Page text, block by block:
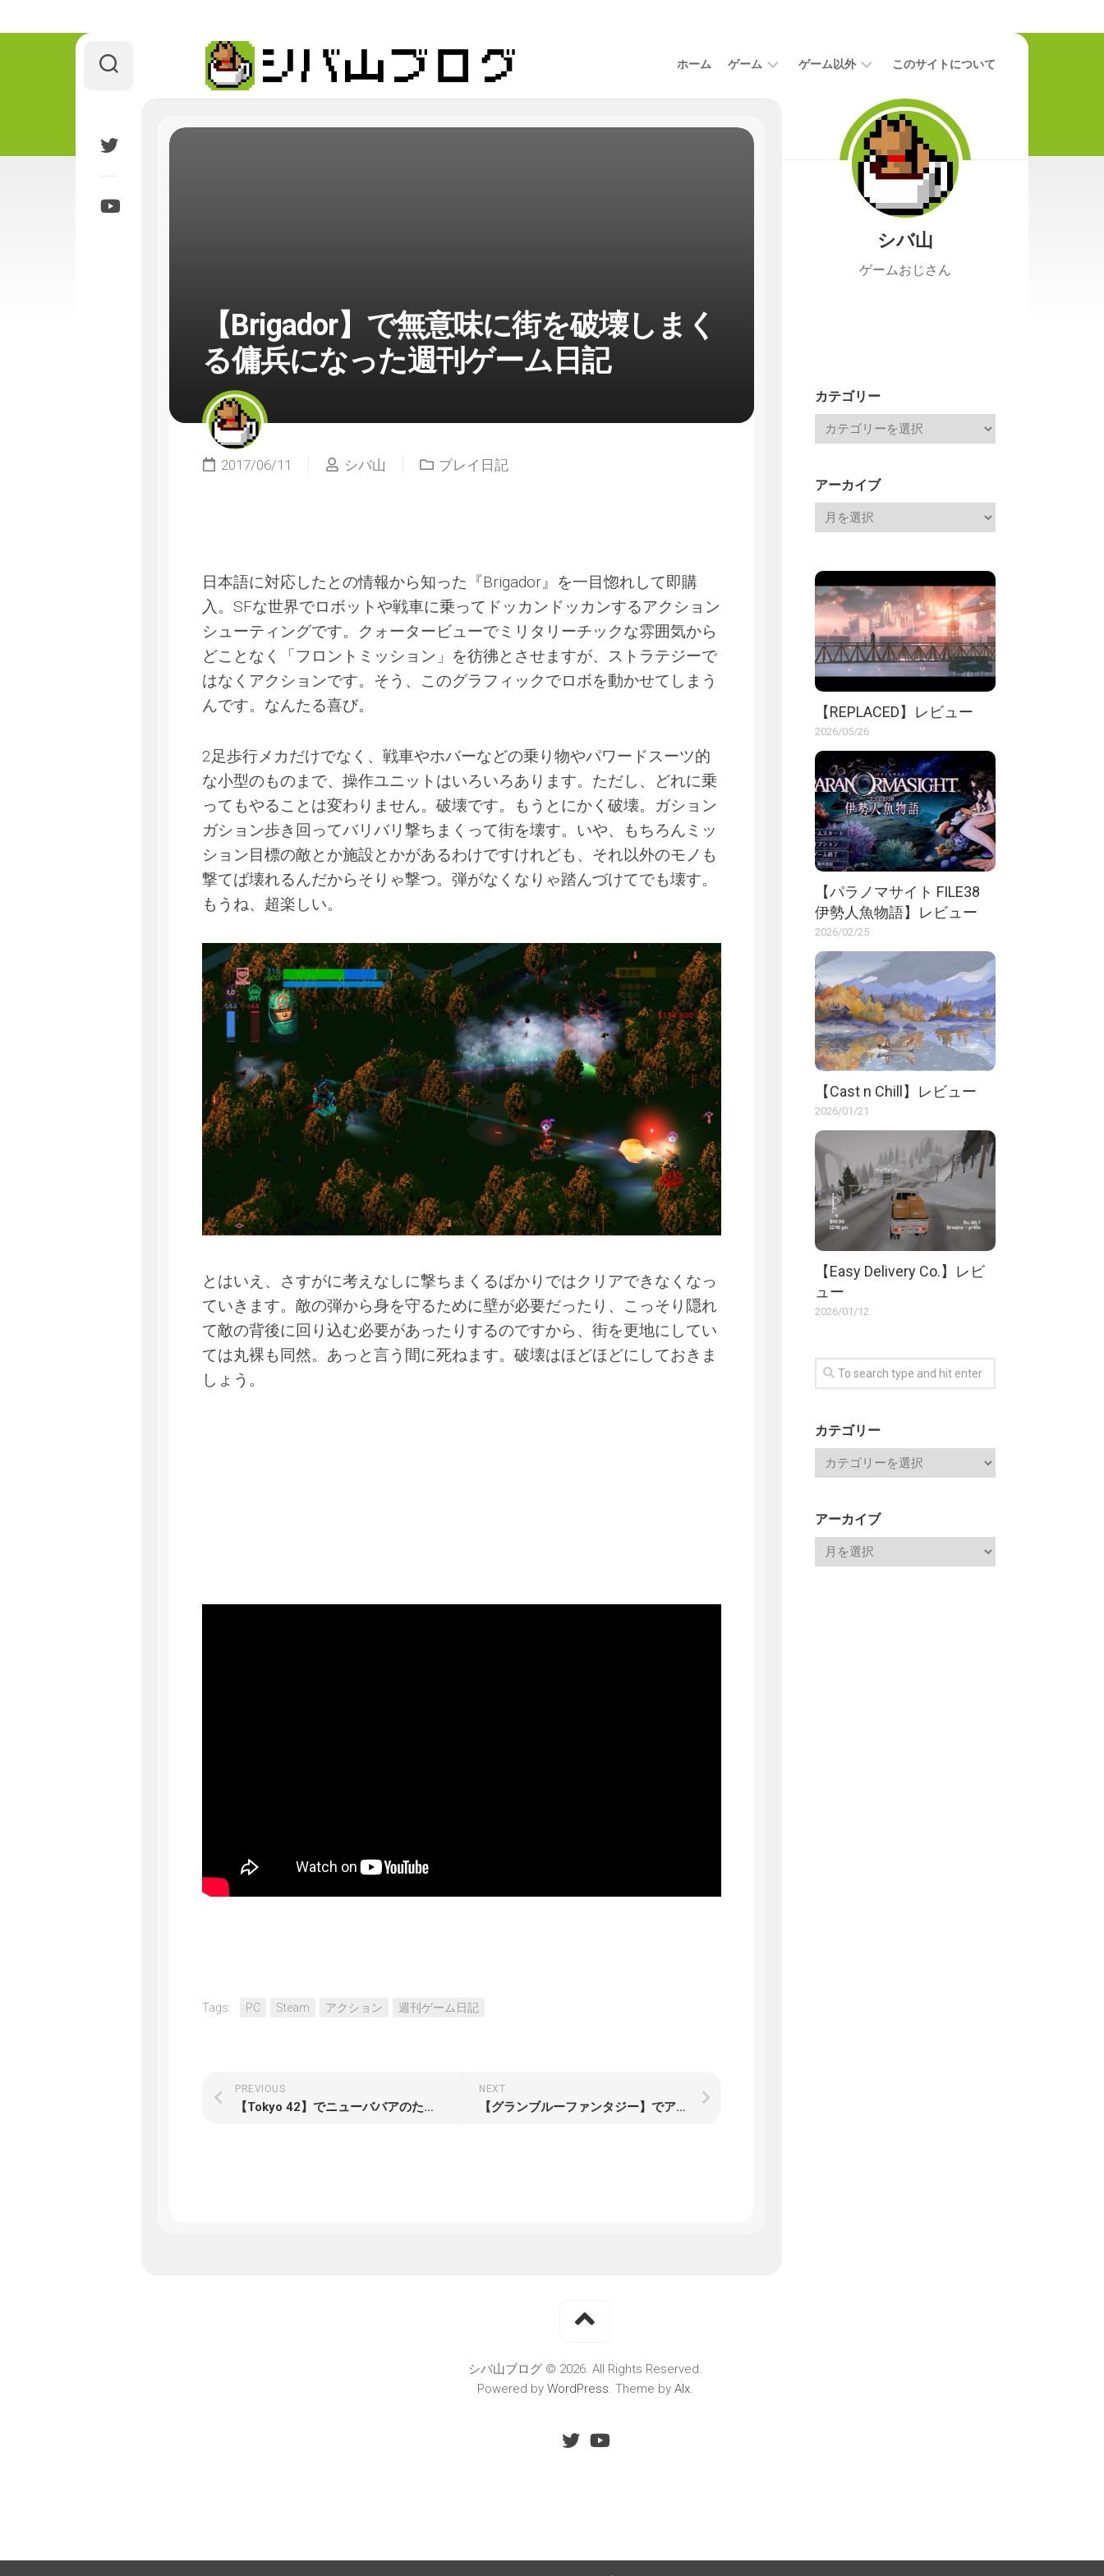
ホーム ゲーム
ビ
ゲーム以外 このサイトについて
【Brigador】で無意味に街を破壊しまく
る傭兵になった週刊ゲーム日記
2017/06/11 シバ山 プレイ日記
日本語に対応したとの情報から知った『Brigador』を一目惚れして即購
入。SFな世界でロボットや戦車に乗ってドッカンドッカンするアクション
シューティングです。クォータービューでミリタリーチックな雰囲気から
どことなく「フロントミッション」を彷彿とさせますが、ストラテジーで
はなくアクションです。そう、このグラフィックでロボを動かせてしまう
んです。なんたる喜び。
2足歩行メカだけでなく、戦車やホバーなどの乗り物やパワードスーツ的
な小型のものまで、操作ユニットはいろいろあります。ただし、どれに乗
ってもやることは変わりません。破壊です。もうとにかく破壊。ガション
ガション歩き回ってバリバリ撃ちまくって街を壊す。いや、もちろんミッ
ション目標の敵とか施設とかがあるわけですけれども、それ以外のモノも
撃てば壊れるんだからそりゃ撃つ。弾がなくなりゃ踏んづけてでも壊す。
もうね、超楽しい。
とはいえ、さすがに考えなしに撃ちまくるばかりではクリアできなくなっ
ていきます。敵の弾から身を守るために壁が必要だったり、こっそり隠れ
て敵の背後に回り込む必要があったりするのですから、街を更地にしてい
ては丸裸も同然。あっと言う間に死ねます。破壊はほどほどにしておきま
しょう。
Tags: PC Steam アクション 週刊ゲーム日記
NEXT
【グランブルーファンタジー】でアイドルとぴにゃぴにゃした週刊ゲーム日記
PREVIOUS
【Tokyo 42】でニューババアのために暗殺者となって死にまくった週刊ゲーム日記
シバ山
ゲームおじさん
カテゴリー
アーカイブ
【REPLACED】レビュー
2026/05/26
【パラノマサイト FILE38
伊勢人魚物語】レビュー
2026/02/25
【Cast n Chill】レビュー
2026/01/21
【Easy Delivery Co.】レビ
ュー
2026/01/12
カテゴリー
アーカイブ
シバ山ブログ © 2026. All Rights Reserved.
Powered by WordPress. Theme by Alx.